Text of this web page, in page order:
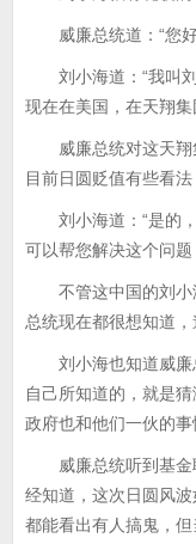
威廉总统道：“您
刘小海道：“我叫刘
现在在美国，在天翔
威廉总统对这天翔
目前日圆贬值有些看
刘小海道：“是的，
可以帮您解决这个问
不管这中国的刘小
总统现在都很想知道
刘小海也知道威廉
自己所知道的，就是
政府也和他们一伙的事
威廉总统听到基金
经知道，这次日圆风
都能看出有人搞鬼，